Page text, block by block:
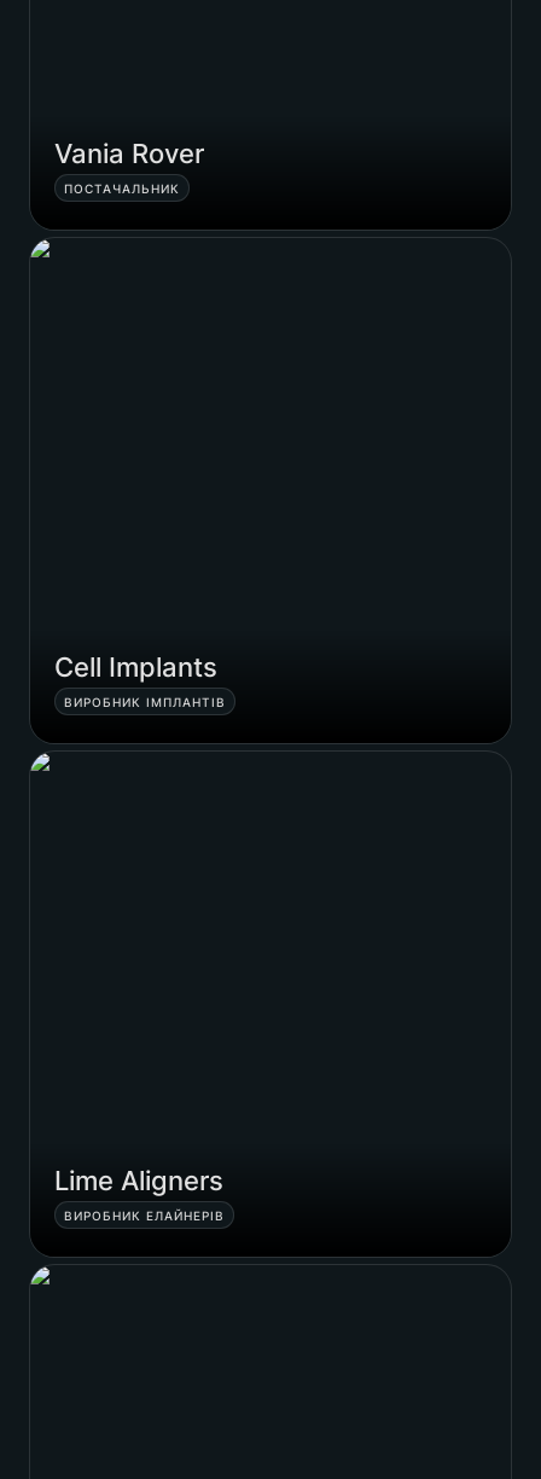
Vania Rover
ПОСТАЧАЛЬНИК
Cell Implants
Cell Implants
ВИРОБНИК ІМПЛАНТІВ
Lime Aligners
Lime Aligners
ВИРОБНИК ЕЛАЙНЕРІВ
Lookавий